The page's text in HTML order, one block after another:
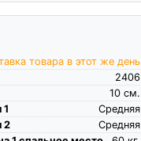
товара в этот же день
2406
см.
10
Средняя
2
Средняя